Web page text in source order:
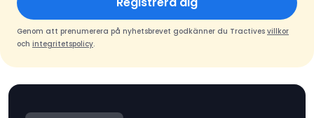
Genom att prenumerera på nyhetsbrevet godkänner du Tractives villkor
och integritetspolicy.